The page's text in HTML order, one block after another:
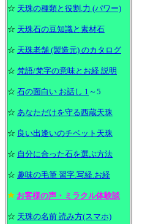
☆ 天珠の種類と役割.力 (パワー)
☆ 天珠石の豆知識と素材石
☆ 天珠老舗 (製造元) のカタログ
☆ 梵語/梵字の意味とお経.説明
☆ 石の面白い お話し 1 ～5
☆ あなただけを守る西蔵天珠
☆ 良い出逢いのチベット天珠
☆ 自分に合った石を選ぶ方法
☆ 趣味の毛筆 習字.写経.お経
お客様の声・ミラクル体験談
☆ 天珠の名前 読み方(スマホ)